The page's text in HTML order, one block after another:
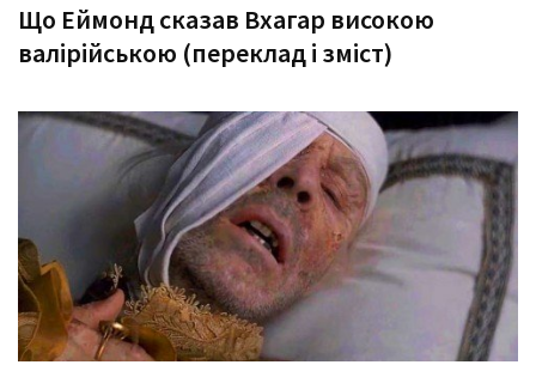
Що Еймонд сказав Вхагар високою
валірійською (переклад і зміст)